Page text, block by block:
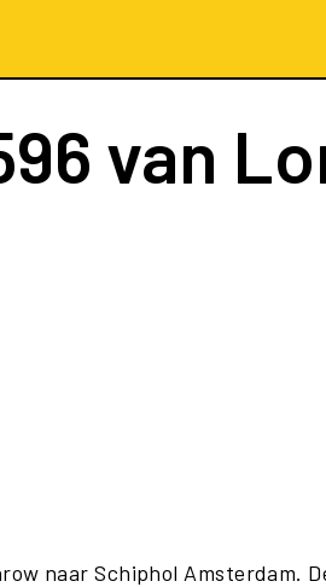
van
naar Schiphol Amsterdam.